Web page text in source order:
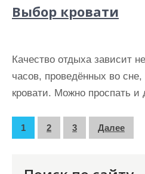
Выбор кровати
Качество отдыха зависит
часов, проведённых во сне,
кровати. Можно проспать
П
1 2 3 Далее